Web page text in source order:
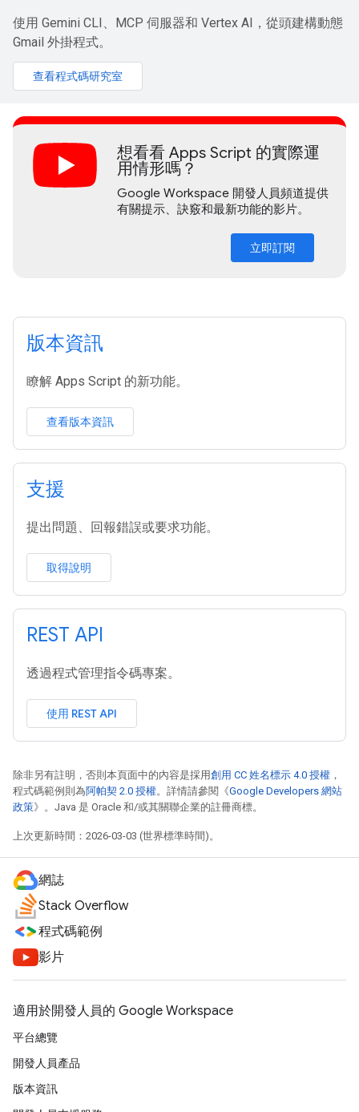
使用 Gemini CLI、MCP 伺服器和 Vertex AI，從頭建構動態
Gmail 外掛程式。
查看程式碼研究室
想看看 Apps Script 的實際運
用情形嗎？
Google Workspace 開發人員頻道提供
有關提示、訣竅和最新功能的影片。
立即訂閱
版本資訊
瞭解 Apps Script 的新功能。
查看版本資訊
支援
提出問題、回報錯誤或要求功能。
取得說明
REST API
透過程式管理指令碼專案。
使用 REST API
除非另有註明，否則本頁面中的內容是採用創用 CC 姓名標示 4.0 授權 ，
程式碼範例則為阿帕契 2.0 授權。詳情請參閱《Google Developers 網站
政策》。Java 是 Oracle 和/或其關聯企業的註冊商標。
上次更新時間：2026-03-03 (世界標準時間)。
網誌
Stack Overflow
程式碼範例
影片
適用於開發人員的 Google Workspace
平台總覽
開發人員產品
版本資訊